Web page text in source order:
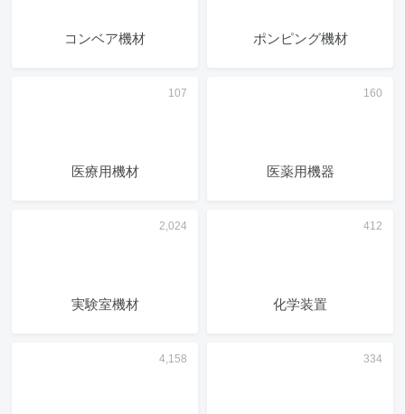
コンベア機材 ポンピング機材
医療用機材 医薬用機器
実験室機材 化学装置